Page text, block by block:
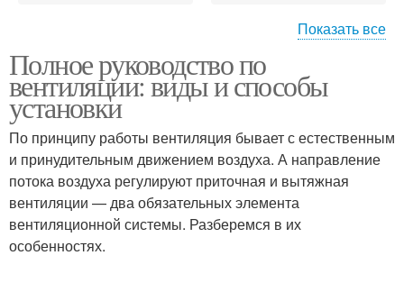
вентиляция
вентиляция
Приточная вентиляция
Комбинированная
вентиляция
Принудительная
Показать все
Полное руководство по
вентиляции: виды и способы
установки
По принципу работы вентиляция бывает с естественным
и принудительным движением воздуха. А направление
потока воздуха регулируют приточная и вытяжная
вентиляции — два обязательных элемента
вентиляционной системы. Разберемся в их
особенностях.